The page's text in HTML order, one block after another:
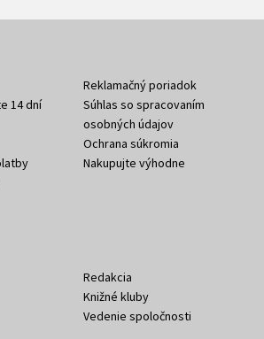
14 dní
Reklamačný poriadok
Súhlas so spracovaním
osobných údajov
Ochrana súkromia
Nakupujte výhodne
Redakcia
Knižné kluby
Vedenie spoločnosti